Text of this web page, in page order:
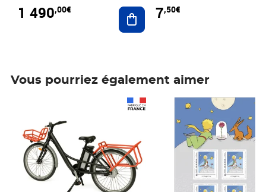
1 490,00€ Ajouter au panier
7,50€
Vous pourriez également aimer
Prix 7,50€